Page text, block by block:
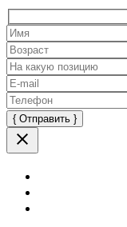
Оставьте
это
поле